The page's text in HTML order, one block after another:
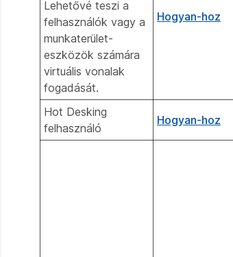
Lehetővé teszi a
felhasználók vagy a
munkaterület-
eszközök számára
virtuális vonalak
fogadását.
Hogyan-hoz
Hot Desking
felhasználó
Hogyan-hoz